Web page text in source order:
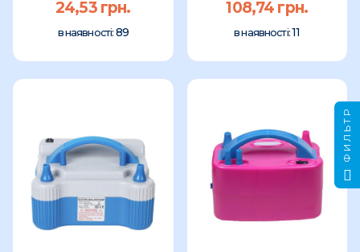
24,53 грн.
в наявності: 89
108,74 грн.
в наявності:11
ФИЛЬТР